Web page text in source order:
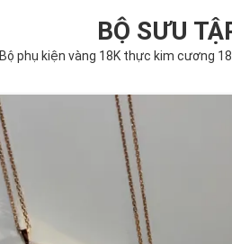
BỘ SƯU
Bộ phụ kiện vàng 18K thực kim cương